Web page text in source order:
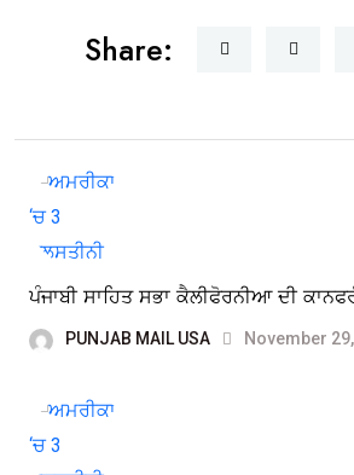
Share:
ਪੰਜਾਬੀ ਸਾਹਿਤ ਸਭਾ ਕੈਲੀਫੋਰਨੀਆ ਦੀ
PUNJAB MAIL USA November